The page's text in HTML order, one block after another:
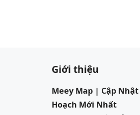
Giới thiệu
Meey Map | Cập
Hoạch Mới Nhất